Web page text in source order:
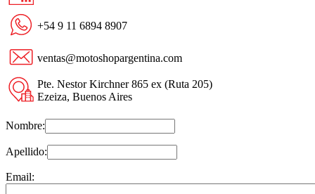
+54 9 11 6894 8907
ventas@motoshopargentina.com
Pte. Nestor Kirchner 865 ex (Ruta 205)
Ezeiza, Buenos Aires
Nombre:
Apellido:
Email: